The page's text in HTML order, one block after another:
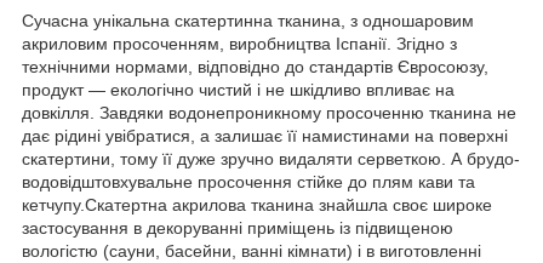
Сучасна унікальна скатертинна тканина, з одношаровим
акриловим просоченням, виробництва Іспанії. Згідно з
технічними нормами, відповідно до стандартів Євросоюзу,
продукт — екологічно чистий і не шкідливо впливає на
довкілля. Завдяки водонепроникному просоченню тканина не
дає рідині увібратися, а залишає її намистинами на поверхні
скатертини, тому її дуже зручно видаляти серветкою. А брудо-
водовідштовхувальне просочення стійке до плям кави та
кетчупу.Скатертна акрилова тканина знайшла своє широке
застосування в декоруванні приміщень із підвищеною
вологістю (сауни, басейни, ванні кімнати) і в виготовленні